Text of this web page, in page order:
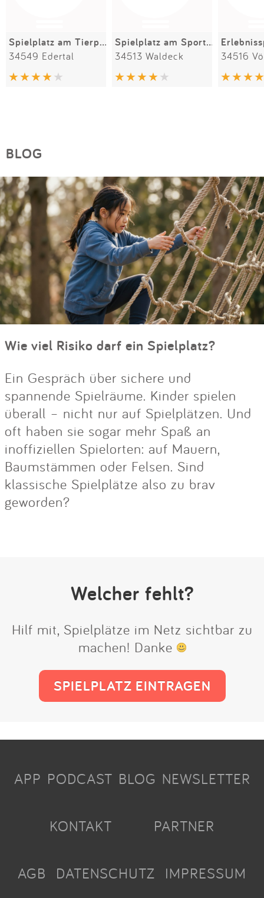
Spielplatz am Tierpark Edersee
34549 Edertal
Spielplatz am Sportplatz
34513 Waldeck 34516
BLOG
Wie viel Risiko darf ein Spielplatz?
Ein Gespräch über sichere und
spannende Spielräume. Kinder spielen
überall – nicht nur auf Spielplätzen. Und
oft haben sie sogar mehr Spaß an
inoffiziellen Spielorten: auf Mauern,
Baumstämmen oder Felsen. Sind
klassische Spielplätze also zu brav
geworden?
Welcher fehlt?
Hilf mit, Spielplätze im Netz sichtbar zu
machen! Danke
SPIELPLATZ EINTRAGEN
APP PODCAST BLOG NEWSLETTER
KONTAKT PARTNER
AGB DATENSCHUTZ IMPRESSUM